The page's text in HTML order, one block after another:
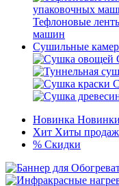
Тефлоновые
машин
Сушильные
Новинка Новинки
Хит Хиты продаж
% Скидки